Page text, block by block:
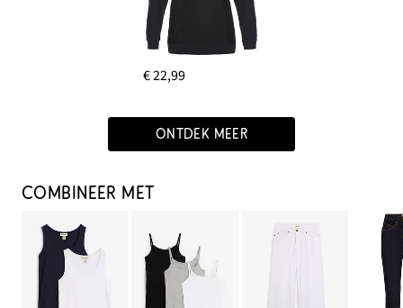
€ 22,99
ONTDEK MEER
COMBINEER MET